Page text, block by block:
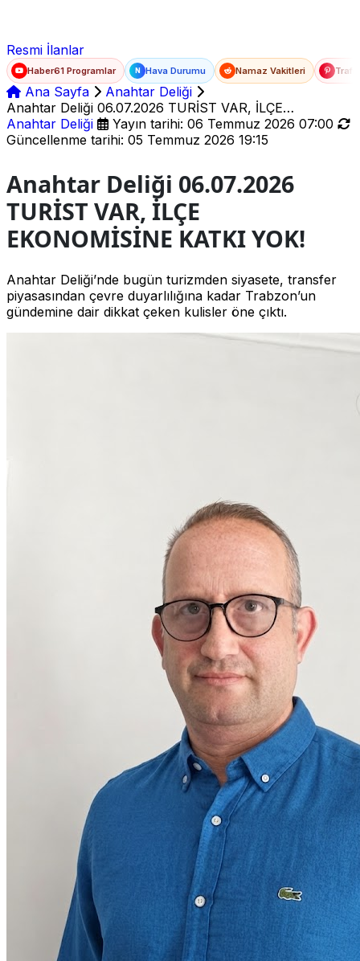
Resmi İlanlar
Haber61 Programlar N Hava Durumu Namaz Vakitleri
Ana Sayfa
Anahtar Deliği
Anahtar Deliği 06.07.2026 TURİST VAR, İLÇE
EKONOMİSİNE KATKI YOK!
Anahtar Deliği
Yayın tarihi: 06 Temmuz 2026 07:00
Güncellenme tarihi: 05 Temmuz 2026 19:15
Anahtar Deliği 06.07.2026
TURİST VAR, İLÇE
EKONOMİSİNE KATKI YOK!
Anahtar Deliği’nde bugün turizmden siyasete, transfer
piyasasından çevre duyarlılığına kadar Trabzon’un
gündemine dair dikkat çeken kulisler öne çıktı.